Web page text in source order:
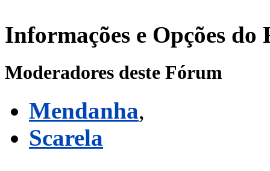
Informações e Opções do
Moderadores deste Fórum
Mendanha,
Scarela